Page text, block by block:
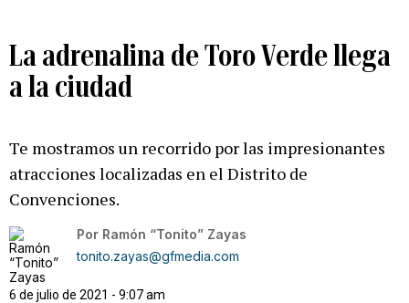
La adrenalina de Toro Verde llega
a la ciudad
Te mostramos un recorrido por las impresionantes
atracciones localizadas en el Distrito de
Convenciones.
Por Ramón “Tonito” Zayas
tonito.zayas@gfmedia.com
6 de julio de 2021 - 9:07 am